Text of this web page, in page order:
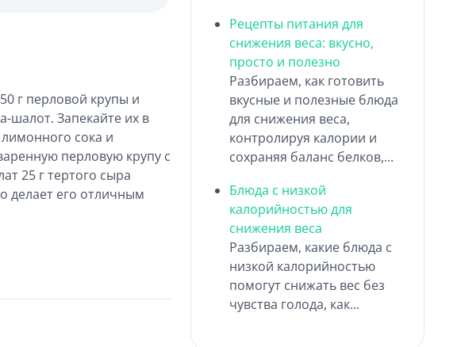
г перловой крупы и
шалот. Запекайте их в
лимонного сока и
перловую крупу с
25 г тертого сыра
делает его отличным
Рецепты питания для
снижения веса: вкусно,
просто и полезно
Разбираем, как готовить
вкусные и полезные блюда
для снижения веса,
контролируя калории и
сохраняя баланс белков,...
Блюда с низкой
калорийностью для
снижения веса
Разбираем, какие блюда с
низкой калорийностью
помогут снижать вес без
чувства голода, как...